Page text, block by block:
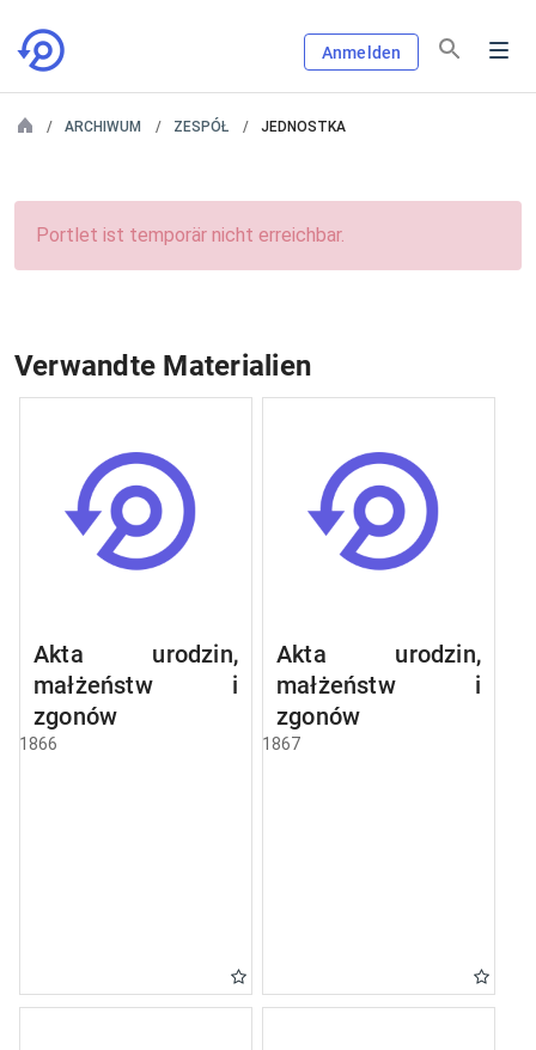
Anmelden
ARCHIWUM ZESPÓŁ JEDNOSTKA
Portlet ist temporär nicht erreichbar.
Verwandte Materialien
Akta urodzin,
małżeństw i
zgonów
1866
Akta urodzin,
małżeństw i
zgonów
1867